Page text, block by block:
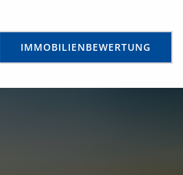
IMMOBILIENBEWERTUNG